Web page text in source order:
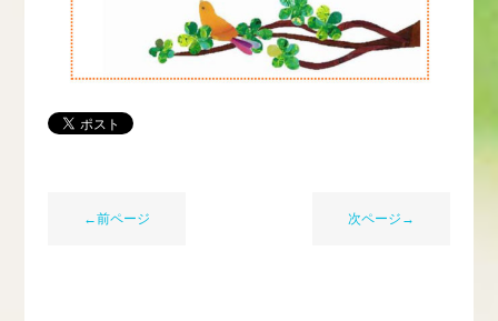
←前ページ 次ページ→